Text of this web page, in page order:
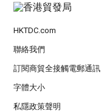
HKTDC.com
聯絡我們
訂閱商貿全接觸電郵通訊
字體大小
私隱政策聲明